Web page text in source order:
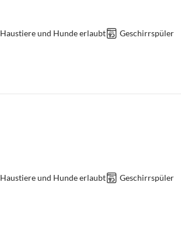
Haustiere und Hunde erlaubt Geschirrspüler
Haustiere und Hunde erlaubt Geschirrspüler